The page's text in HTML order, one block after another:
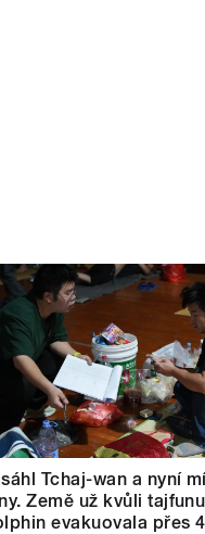
Tchaj-wan a nyní
Země už kvůli tajfunu
evakuovala přes